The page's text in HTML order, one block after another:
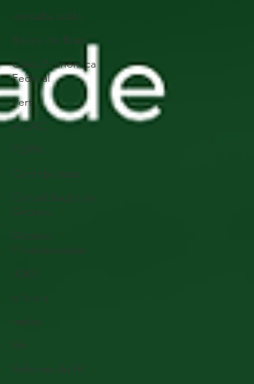
consulta saldo
Banco do Brasil
Caixa Econômica
Federal
Pert
e-CAC
PGFN
Contribuintes
Consolidação de
Débitos
Débitos
Previdenciários
ICMS
e-Social
multa
RH
Reforma do IR